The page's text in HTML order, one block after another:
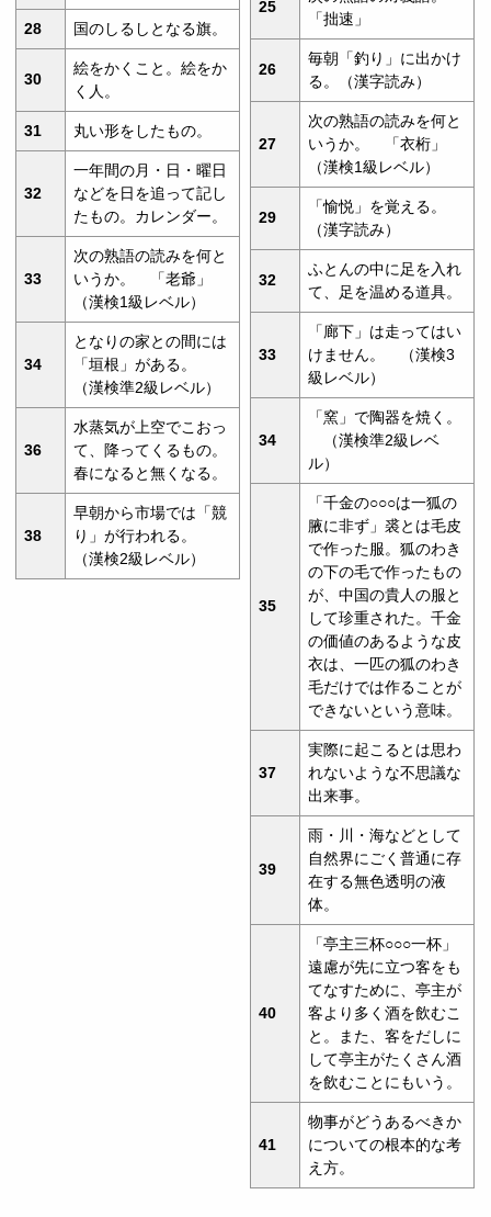
28 国のしるしとなる旗。
30
絵をかくこと。絵をか
く人。
31 丸い形をしたもの。
32
一年間の月・日・曜日
などを日を追って記し
たもの。カレンダー。
33
次の熟語の読みを何と
いうか。 「老爺」
（漢検1級レベル）
34
となりの家との間には
「垣根」がある。
（漢検準2級レベル）
36
水蒸気が上空でこおっ
て、降ってくるもの。
春になると無くなる。
38
早朝から市場では「競
り」が行われる。
（漢検2級レベル）
25
「拙速」
26
毎朝「釣り」に出かけ
る。（漢字読み）
27
次の熟語の読みを何と
いうか。 「衣桁」
（漢検1級レベル）
29
「愉悦」を覚える。
（漢字読み）
32
ふとんの中に足を入れ
て、足を温める道具。
33
「廊下」は走ってはい
けません。 （漢検3
級レベル）
34
「窯」で陶器を焼く。
（漢検準2級レベ
ル）
35
「千金の○○○は一狐の
腋に非ず」裘とは毛皮
で作った服。狐のわき
の下の毛で作ったもの
が、中国の貴人の服と
して珍重された。千金
の価値のあるような皮
衣は、一匹の狐のわき
毛だけでは作ることが
できないという意味。
37
実際に起こるとは思わ
れないような不思議な
出来事。
39
雨・川・海などとして
自然界にごく普通に存
在する無色透明の液
体。
40
「亭主三杯○○○一杯」
遠慮が先に立つ客をも
てなすために、亭主が
客より多く酒を飲むこ
と。また、客をだしに
して亭主がたくさん酒
を飲むことにもいう。
41
物事がどうあるべきか
についての根本的な考
え方。